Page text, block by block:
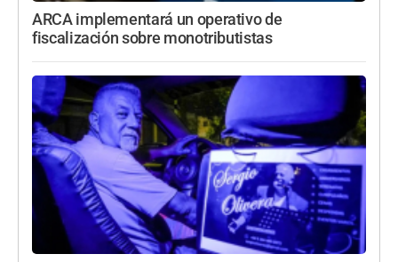
ARCA implementará un operativo de
fiscalización sobre monotributistas